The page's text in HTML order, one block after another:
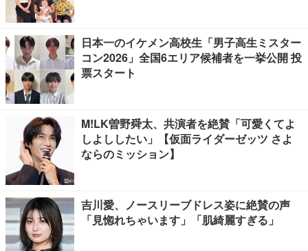
日本一のイケメン高校生「男子高生ミスター
コン2026」全国6エリア候補者を一挙公開 投
票スタート
M!LK曽野舜太、共演者を絶賛「可愛くてよ
しよししたい」【仮面ライダーゼッツ さよ
ならのミッション】
吉川愛、ノースリーブドレス姿に絶賛の声
「見惚れちゃいます」「肌綺麗すぎる」